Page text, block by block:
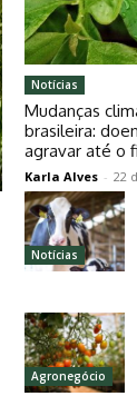
Notícias
Mudanças
brasileira:
agravar até o
Karla Alves - 22
Notícias
Agronegócio